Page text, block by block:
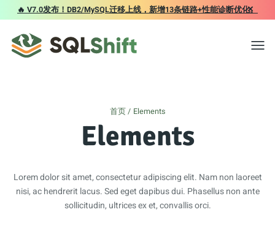
🔥 V7.0发布！DB2/MySQL迁移上线，新增13条链路+性能诊断优化。
×
首页 Elements
Elements
Lorem dolor sit amet, consectetur adipiscing elit. Nam non laoreet
nisi, ac hendrerit lacus. Sed eget dapibus dui. Phasellus non ante
sollicitudin, ultrices ex et, convallis orci.